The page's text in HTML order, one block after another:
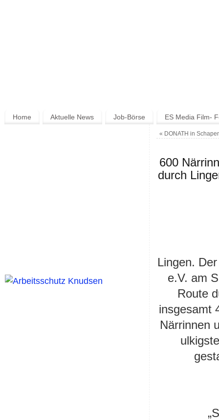
Home Aktuelle News Job-Börse ES Media Film-
« DONATH in
600
durch
Lingen.
e.V. am
Route
insgesamt
Närrinnen